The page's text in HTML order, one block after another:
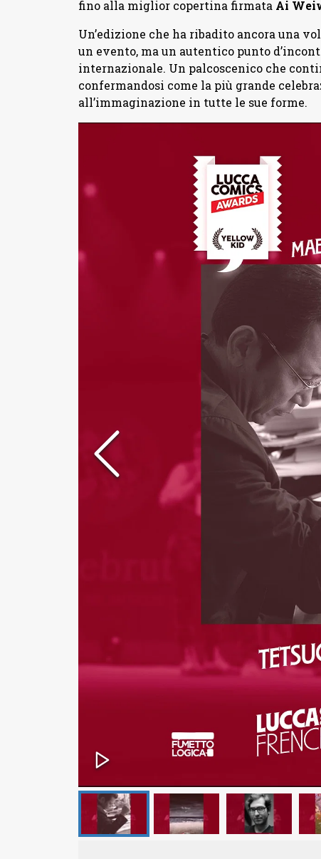
fino alla miglior copertina firmata Ai
Un’edizione che ha ribadito ancora una
un evento, ma un autentico punto
internazionale. Un palcoscenico che
confermandosi come la più grande
all’immaginazione in tutte le sue forme.